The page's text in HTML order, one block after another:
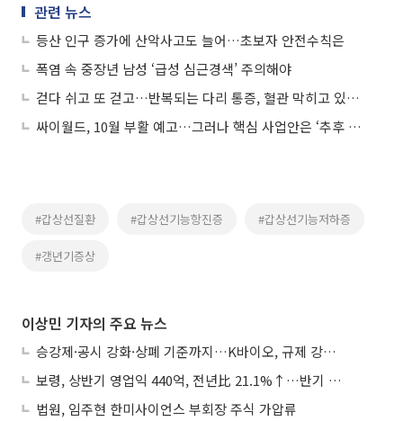
관련 뉴스
등산 인구 증가에 산악사고도 늘어…초보자 안전수칙은
폭염 속 중장년 남성 ‘급성 심근경색’ 주의해야
걷다 쉬고 또 걷고…반복되는 다리 통증, 혈관 막히고 있다는 신호
싸이월드, 10월 부활 예고…그러나 핵심 사업안은 ‘추후 공개’
#갑상선질환 #갑상선기능항진증 #갑상선기능저하증
#갱년기증상
이상민 기자의 주요 뉴스
승강제·공시 강화·상폐 기준까지…K바이오, 규제 강화에 ‘삼중고’
보령, 상반기 영업익 440억, 전년比 21.1%↑…반기 역대 최대
법원, 임주현 한미사이언스 부회장 주식 가압류